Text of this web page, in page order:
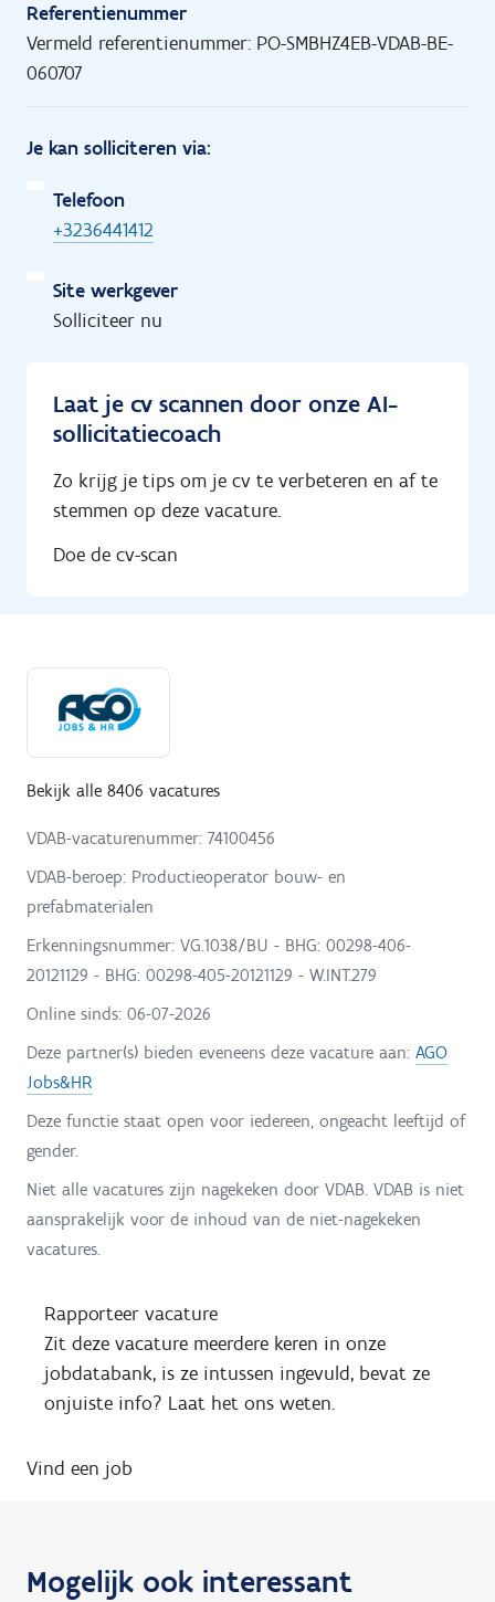
Referentienummer
Vermeld referentienummer: PO-SMBHZ4EB-VDAB-BE-
060707
Je kan solliciteren via:
Telefoon
+3236441412
Site werkgever
Solliciteer nu
Laat je cv scannen door onze AI-
sollicitatiecoach
Zo krijg je tips om je cv te verbeteren en af te
stemmen op deze vacature.
Doe de cv-scan
Bekijk alle 8406 vacatures
VDAB-vacaturenummer: 74100456
VDAB-beroep: Productieoperator bouw- en
prefabmaterialen
Erkenningsnummer: VG.1038/BU - BHG: 00298-406-
20121129 - BHG: 00298-405-20121129 - W.INT.279
Online sinds: 06-07-2026
Deze partner(s) bieden eveneens deze vacature aan: AGO
Jobs&HR
Deze functie staat open voor iedereen, ongeacht leeftijd of
gender.
Niet alle vacatures zijn nagekeken door VDAB. VDAB is niet
aansprakelijk voor de inhoud van de niet-nagekeken
vacatures.
Rapporteer vacature
Zit deze vacature meerdere keren in onze
jobdatabank, is ze intussen ingevuld, bevat ze
onjuiste info? Laat het ons weten.
Vind een job
Mogelijk ook interessant